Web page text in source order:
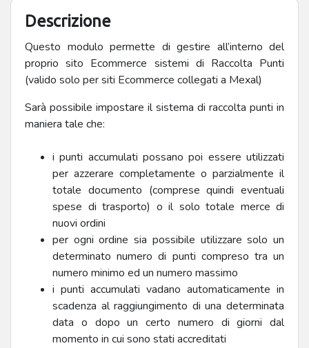
Descrizione
Questo modulo permette di gestire all’interno del
proprio sito Ecommerce sistemi di Raccolta Punti
(valido solo per siti Ecommerce collegati a Mexal)
Sarà possibile impostare il sistema di raccolta punti in
maniera tale che:
i punti accumulati possano poi essere utilizzati
per azzerare completamente o parzialmente il
totale documento (comprese quindi eventuali
spese di trasporto) o il solo totale merce di
nuovi ordini
per ogni ordine sia possibile utilizzare solo un
determinato numero di punti compreso tra un
numero minimo ed un numero massimo
i punti accumulati vadano automaticamente in
scadenza al raggiungimento di una determinata
data o dopo un certo numero di giorni dal
momento in cui sono stati accreditati